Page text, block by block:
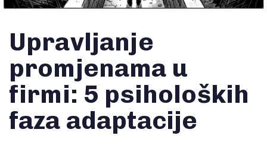
Upravljanje
promjenama u
firmi: 5 psiholoških
faza adaptacije